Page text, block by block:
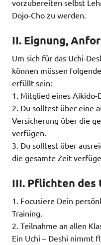
vorzubereiten selbst
Dojo-Cho zu werden.
II. Eignung,
Um sich für das Uchi-
können müssen
erfüllt sein:
1. Mitglied eines Aikido-
2. Du solltest über eine
Versicherung über die
verfügen.
3. Du solltest über
die gesamte Zeit
III. Pflichten des
1. Focusiere Dein
Training.
2. Teilnahme an allen
Ein Uchi – Deshi nimmt